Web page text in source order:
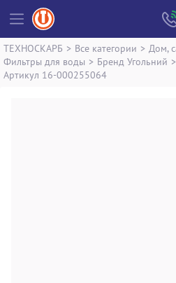
ТЕХНОСКАРБ > Все категории > Дом,
Фильтры для воды > Бренд Угольний >
Артикул 16-000255064